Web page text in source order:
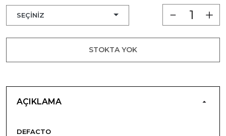
STOKTA YOK
AÇIKLAMA
DEFACTO